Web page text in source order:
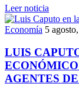
Leer noticia
Economía 5
LUIS
AGENTES